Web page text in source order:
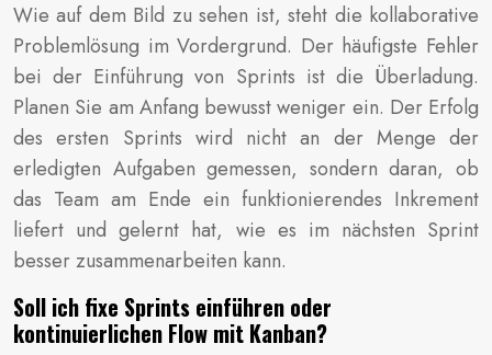
Wie auf dem Bild zu sehen ist, steht die kollaborative
Problemlösung im Vordergrund. Der häufigste Fehler
bei der Einführung von Sprints ist die Überladung.
Planen Sie am Anfang bewusst weniger ein. Der Erfolg
des ersten Sprints wird nicht an der Menge der
erledigten Aufgaben gemessen, sondern daran, ob
das Team am Ende ein funktionierendes Inkrement
liefert und gelernt hat, wie es im nächsten Sprint
besser zusammenarbeiten kann.
Soll ich fixe Sprints einführen oder
kontinuierlichen Flow mit Kanban?